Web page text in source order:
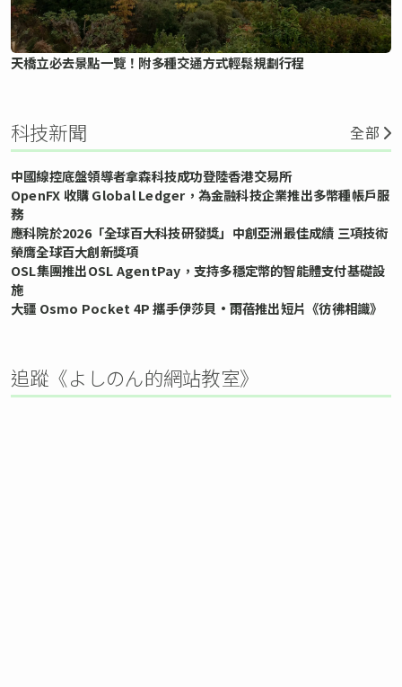
天橋立必去景點一覽！附多種交通方式輕鬆規劃行程
科技新聞 全部
中國線控底盤領導者拿森科技成功登陸香港交易所
OpenFX 收購 Global Ledger，為金融科技企業推出多幣種帳戶服
務
應科院於2026「全球百大科技研發獎」中創亞洲最佳成績 三項技術
榮膺全球百大創新獎項
OSL集團推出OSL AgentPay，支持多穩定幣的智能體支付基礎設
施
大疆 Osmo Pocket 4P 攜手伊莎貝•雨蓓推出短片《彷彿相識》
追蹤《よしのん的網站教室》